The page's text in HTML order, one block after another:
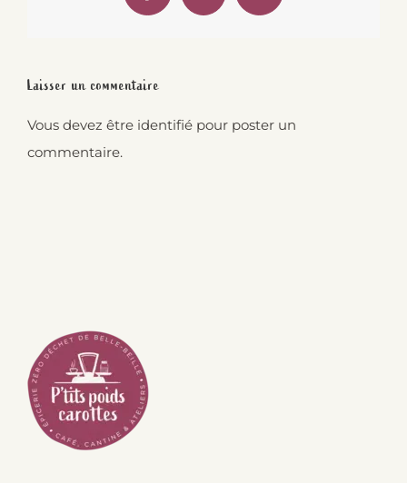
Laisser un commentaire
Vous devez être identifié pour poster un
commentaire.